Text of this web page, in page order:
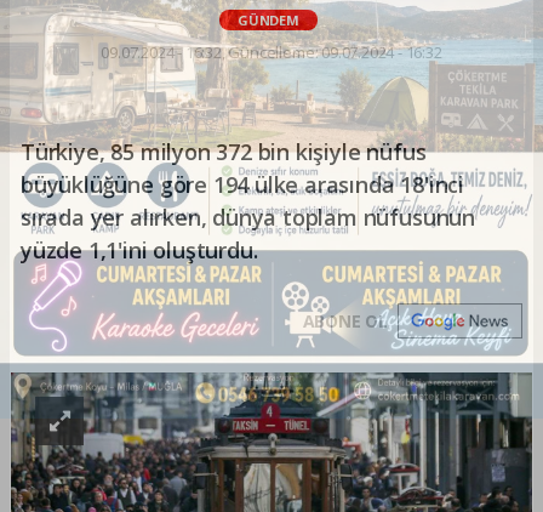
GÜNDEM
09.07.2024 - 16:32, Güncelleme: 09.07.2024 - 16:32
Türkiye, 85 milyon 372 bin kişiyle nüfus
büyüklüğüne göre 194 ülke arasında 18'inci
sırada yer alırken, dünya toplam nüfusunun
yüzde 1,1'ini oluşturdu.
ABONE OL